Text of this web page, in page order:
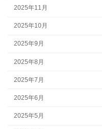
2025年11月
2025年10月
2025年9月
2025年8月
2025年7月
2025年6月
2025年5月